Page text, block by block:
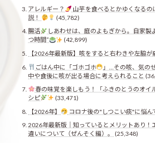
アレルギー？
山芋を食べるとかゆくなる
説！
(45,782)
腸活
しあわせは、庭のよもぎから。自家製
つ時間”
(42,899)
【2026年最新版】咳をすると右わきや左脇が
ごはん中に「ゴホゴホ
」…その咳、気の
中や食後に咳が出る場合に考えられること
春の味覚を楽しもう！「ふきのとうのオイ
シピ
(33,471)
【2026年】
コロナ後の"しつこい痰"に悩ん
2026年最新版｜知っているとメリットあり！
違いについて（ぜんそく編）。
(25,348)